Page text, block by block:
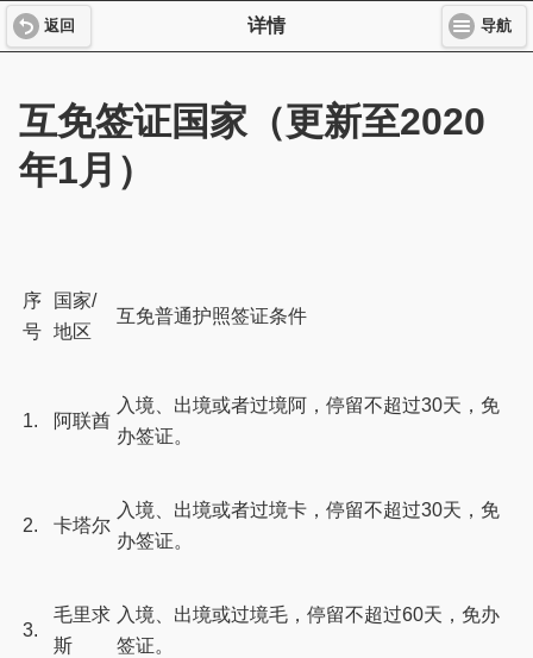
返回 详情 导航
互免签证国家（更新至2020
年1月）
序
号
国家/
地区
互免普通护照签证条件
1. 阿联酋
入境、出境或者过境阿，停留不超过30天，免
办签证。
2. 卡塔尔
入境、出境或者过境卡，停留不超过30天，免
办签证。
3.
毛里求
斯
入境、出境或过境毛，停留不超过60天，免办
签证。